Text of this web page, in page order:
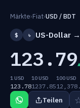
Märkte›Fiat›USD / BDT
$ ৳ US-Dollar
123.79
1 USD
123.78
10 USD
1237.85
100 USD
Teilen